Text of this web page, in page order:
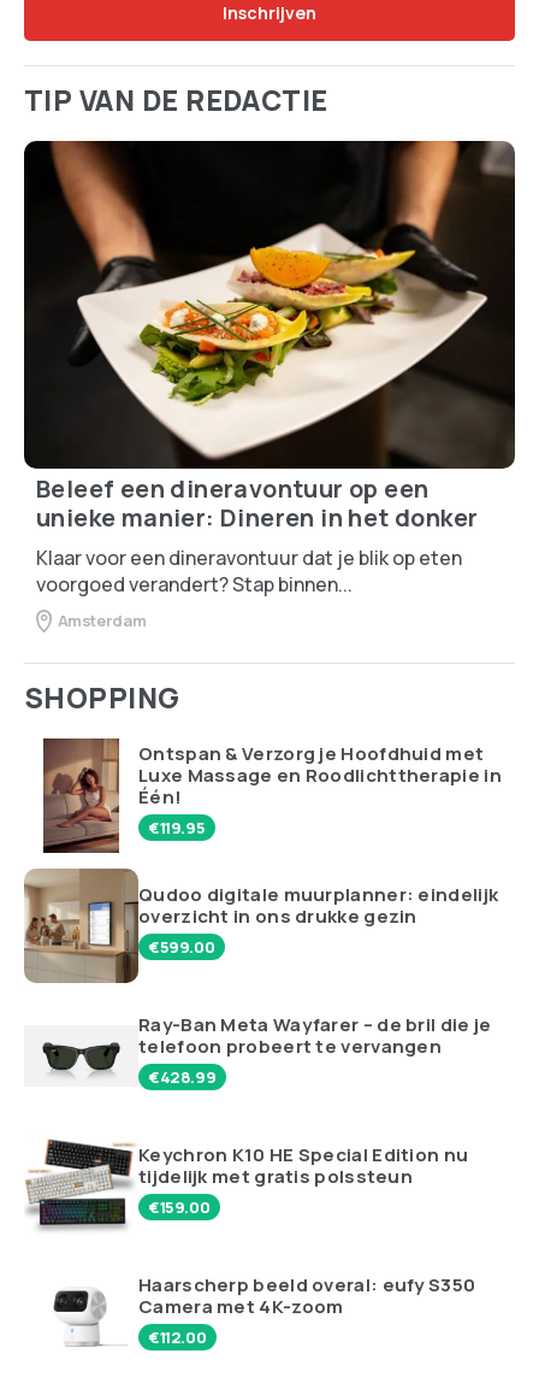
TIP VAN DE REDACTIE
Beleef een dineravontuur op een
unieke manier: Dineren in het donker
Klaar voor een dineravontuur dat je blik op eten
voorgoed verandert? Stap binnen...
Amsterdam
SHOPPING
Ontspan & Verzorg je Hoofdhuid met
Luxe Massage en Roodlichttherapie in
Één!
€119.95
Qudoo digitale muurplanner: eindelijk
overzicht in ons drukke gezin
€599.00
Ray-Ban Meta Wayfarer – de bril die je
telefoon probeert te vervangen
€428.99
Keychron K10 HE Special Edition nu
tijdelijk met gratis polssteun
€159.00
Haarscherp beeld overal: eufy S350
Camera met 4K-zoom
€112.00